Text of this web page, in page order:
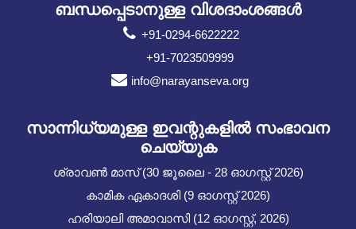
ബന്ധപ്പെടാനുള്ള വിശദാംശങ്ങൾ
+91-0294-6622222
+91-7023509999
info@narayanseva.org
സാന്നിധ്യമുള്ള ഇവന്റുകളില്‍ സംഭാവന
ചെയ്യുക
ശ്രാവൺ മാസ് (30 ജൂലൈ - 28 ഓഗസ്റ്റ് 2026)
കാമിക ഏകാദശി (9 ഓഗസ്റ്റ് 2026)
ഹരിയാലി അമാവാസി (12 ഓഗസ്റ്റ്, 2026)